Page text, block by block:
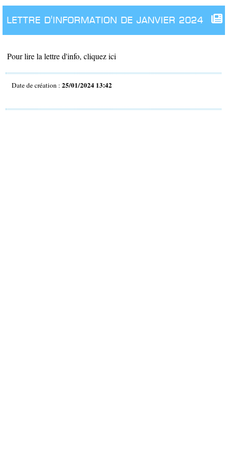
lettre d'information de JANVIER 2024
Pour lire la lettre d'info, cliquez ici
Date de création : 25/01/2024 13:42